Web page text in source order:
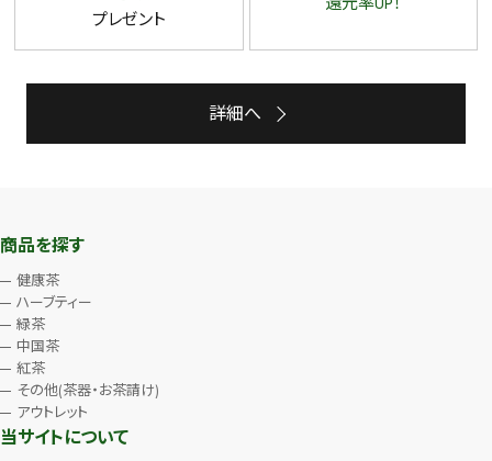
プレゼント
詳細へ
商品を探す
健康茶
ハーブティー
緑茶
中国茶
紅茶
その他(茶器・お茶請け)
アウトレット
当サイトについて